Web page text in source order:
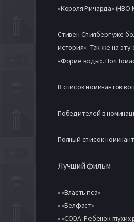
«Короля Ричарда» (HBO
Стивен Спилберг уже
история». Так же на
«Форме воды». Пол
В список номинантов
Победителей в
Полный список
Лучший фильм
• «Власть пса»
• «Белфаст»
• «CODA: Ребенок